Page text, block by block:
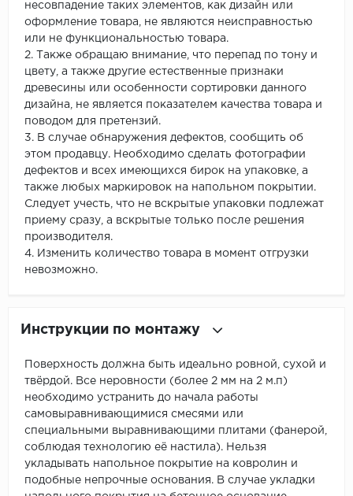
несовпадение таких элементов, как дизайн или
оформление товара, не являются неисправностью
или не функциональностью товара.
2. Также обращаю внимание, что перепад по тону и
цвету, а также другие естественные признаки
древесины или особенности сортировки данного
дизайна, не является показателем качества товара и
поводом для претензий.
3. В случае обнаружения дефектов, сообщить об
этом продавцу. Необходимо сделать фотографии
дефектов и всех имеющихся бирок на упаковке, а
также любых маркировок на напольном покрытии.
Следует учесть, что не вскрытые упаковки подлежат
приему сразу, а вскрытые только после решения
производителя.
4. Изменить количество товара в момент отгрузки
невозможно.
Инструкции по монтажу
Поверхность должна быть идеально ровной, сухой и
твёрдой. Все неровности (более 2 мм на 2 м.п)
необходимо устранить до начала работы
самовыравнивающимися смесями или
специальными выравнивающими плитами (фанерой,
соблюдая технологию её настила). Нельзя
укладывать напольное покрытие на ковролин и
подобные непрочные основания. В случае укладки